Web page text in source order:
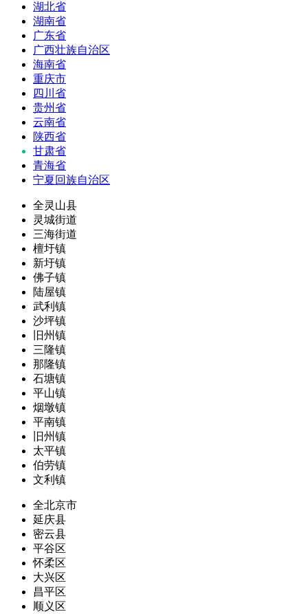
湖北省
湖南省
广东省
广西壮族自治区
海南省
重庆市
四川省
贵州省
云南省
陕西省
甘肃省
青海省
宁夏回族自治区
全灵山县
灵城街道
三海街道
檀圩镇
新圩镇
佛子镇
陆屋镇
武利镇
沙坪镇
旧州镇
三隆镇
那隆镇
石塘镇
平山镇
烟墩镇
平南镇
旧州镇
太平镇
伯劳镇
文利镇
全北京市
延庆县
密云县
平谷区
怀柔区
大兴区
昌平区
顺义区